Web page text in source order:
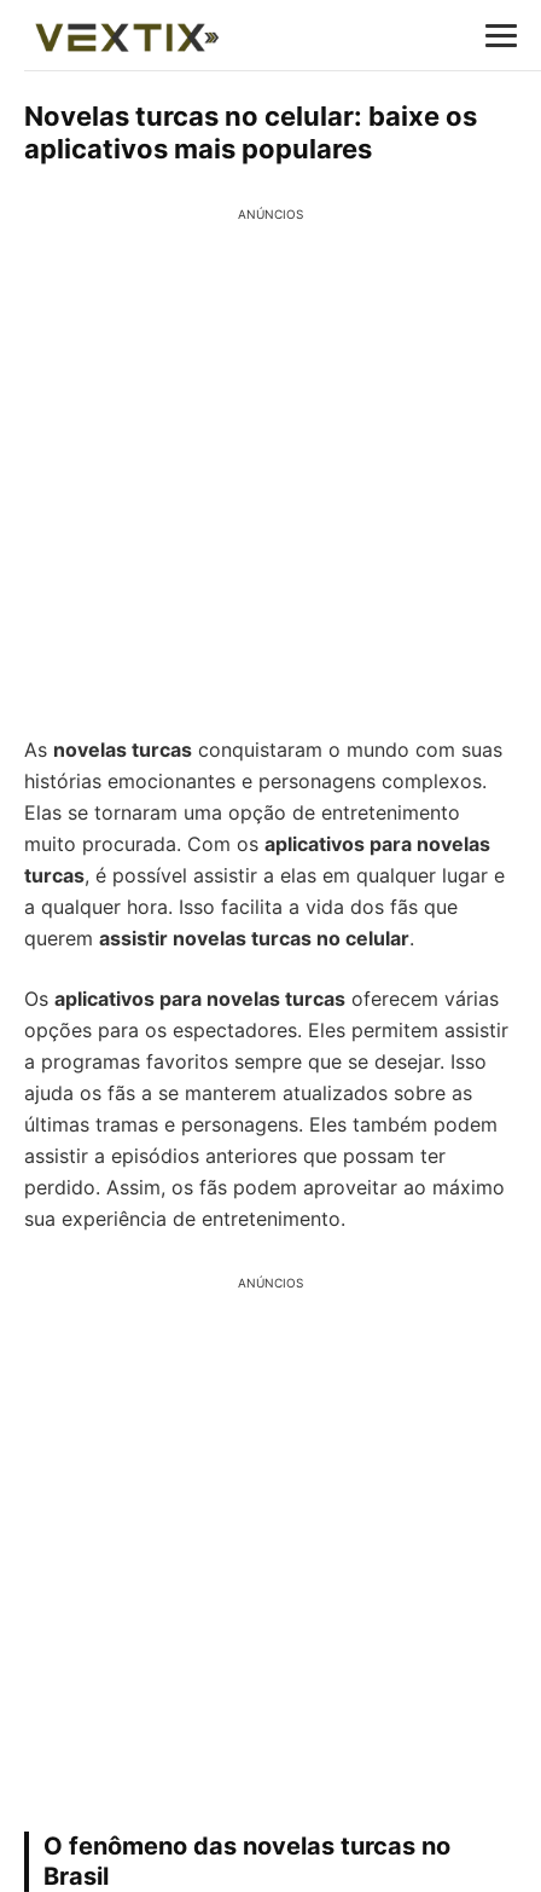
Novelas turcas no celular: baixe os
aplicativos mais populares
ANÚNCIOS
As novelas turcas conquistaram o mundo com suas
histórias emocionantes e personagens complexos.
Elas se tornaram uma opção de entretenimento
muito procurada. Com os aplicativos para novelas
turcas, é possível assistir a elas em qualquer lugar e
a qualquer hora. Isso facilita a vida dos fãs que
querem assistir novelas turcas no celular.
Os aplicativos para novelas turcas oferecem várias
opções para os espectadores. Eles permitem assistir
a programas favoritos sempre que se desejar. Isso
ajuda os fãs a se manterem atualizados sobre as
últimas tramas e personagens. Eles também podem
assistir a episódios anteriores que possam ter
perdido. Assim, os fãs podem aproveitar ao máximo
sua experiência de entretenimento.
ANÚNCIOS
O fenômeno das novelas turcas no
Brasil